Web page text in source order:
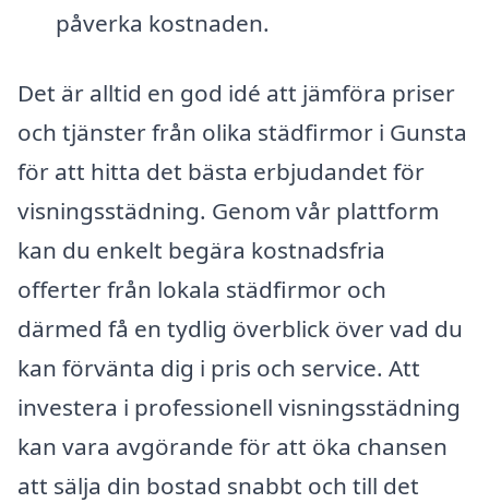
påverka kostnaden.
Det är alltid en god idé att jämföra priser
och tjänster från olika städfirmor i Gunsta
för att hitta det bästa erbjudandet för
visningsstädning. Genom vår plattform
kan du enkelt begära kostnadsfria
offerter från lokala städfirmor och
därmed få en tydlig överblick över vad du
kan förvänta dig i pris och service. Att
investera i professionell visningsstädning
kan vara avgörande för att öka chansen
att sälja din bostad snabbt och till det